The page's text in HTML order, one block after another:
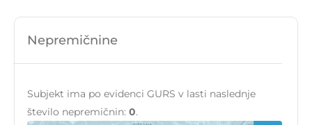
Nepremičnine
Subjekt ima po evidenci GURS v lasti naslednje
število nepremičnin: 0.